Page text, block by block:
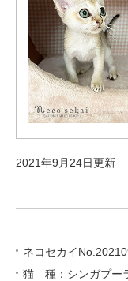
2021年9月24日更新
ネコセカイ
猫 種：シンガプー